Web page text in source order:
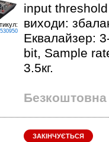
530950
input
виходи:
Еквалайзер:
bit, Sample
3.5кг.
Безкоштовна
ЗАКІНЧУЄТЬСЯ